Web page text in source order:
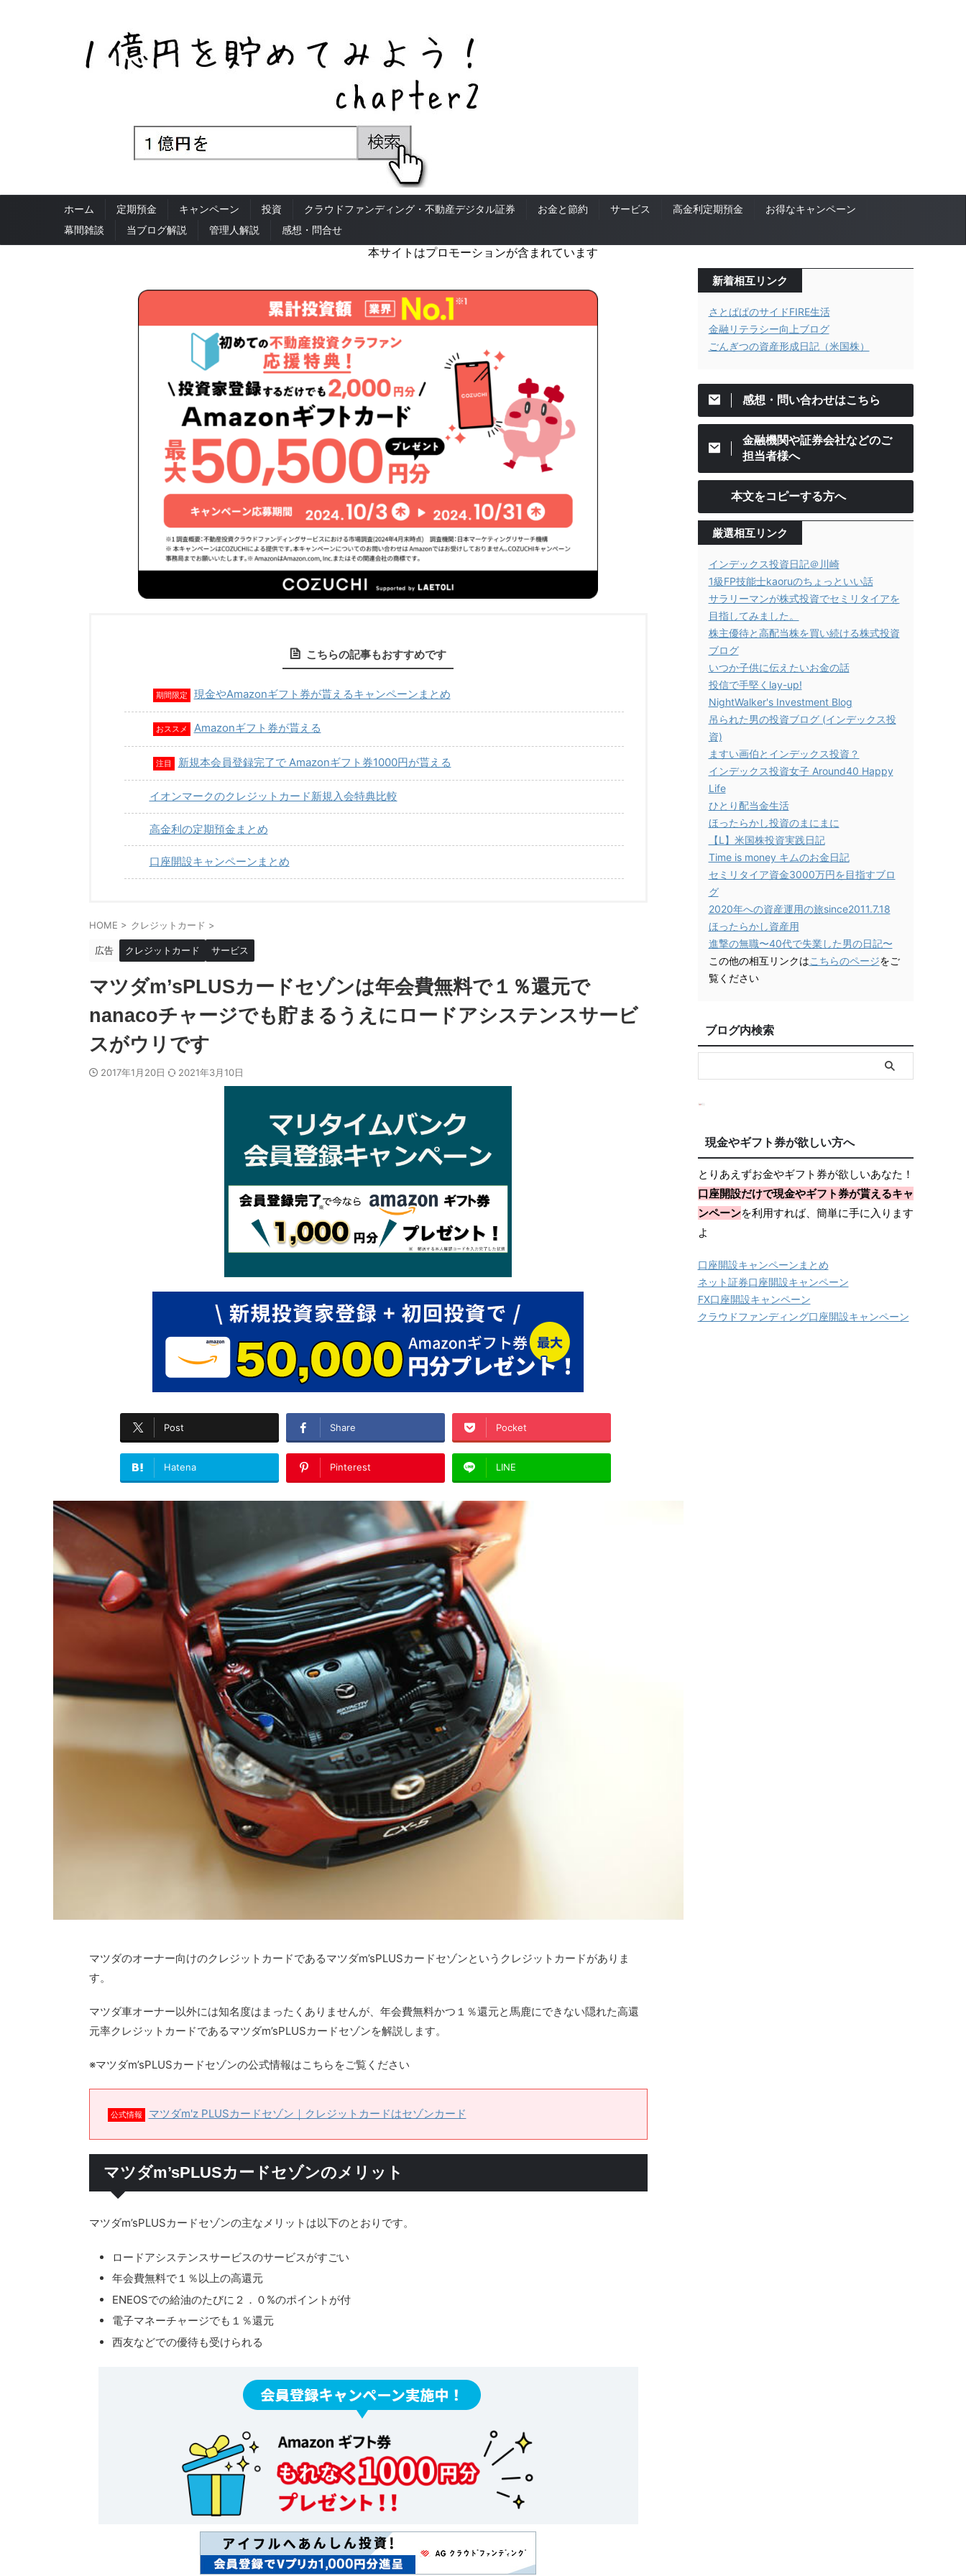
ホーム 定期預金 キャンペーン 投資 クラウドファンディング・不動産デジタル証券 お金と節約 サービス 高金利定期預金
お得なキャンペーン
幕間雑談
当ブログ解説 管理人解説 感想・問合せ
本サイトはプロモーションが含まれています
こちらの記事もおすすめです
期間限定 現金やAmazonギフト券が貰えるキャンペーンまとめ
おススメ Amazonギフト券が貰える
注目 新規本会員登録完了で Amazonギフト券1000円が貰える
イオンマークのクレジットカード新規入会特典比較
高金利の定期預金まとめ
口座開設キャンペーンまとめ
HOME > クレジットカード >
広告 クレジットカード サービス
マツダm’sPLUSカードセゾンは年会費無料で１％還元で
nanacoチャージでも貯まるうえにロードアシステンスサービ
スがウリです
2017年1月20日 2021年3月10日
Post Share Pocket
Hatena Pinterest LINE
マツダのオーナー向けのクレジットカードであるマツダm’sPLUSカードセゾンというクレジットカードがありま
す。
マツダ車オーナー以外には知名度はまったくありませんが、年会費無料かつ１％還元と馬鹿にできない隠れた高還
元率クレジットカードであるマツダm’sPLUSカードセゾンを解説します。
※マツダm’sPLUSカードセゾンの公式情報はこちらをご覧ください
公式情報 マツダm'z PLUSカードセゾン｜クレジットカードはセゾンカード
マツダm’sPLUSカードセゾンのメリット
マツダm’sPLUSカードセゾンの主なメリットは以下のとおりです。
ロードアシステンスサービスのサービスがすごい
年会費無料で１％以上の高還元
ENEOSでの給油のたびに２．０%のポイントが付
電子マネーチャージでも１％還元
西友などでの優待も受けられる
新着相互リンク
さとぱぱのサイドFIRE生活
金融リテラシー向上ブログ
ごんぎつの資産形成日記（米国株）
感想・問い合わせはこちら
金融機関や証券会社などのご
担当者様へ
本文をコピーする方へ
厳選相互リンク
インデックス投資日記＠川崎
1級FP技能士kaoruのちょっといい話
サラリーマンが株式投資でセミリタイアを
目指してみました。
株主優待と高配当株を買い続ける株式投資
ブログ
いつか子供に伝えたいお金の話
投信で手堅くlay-up!
NightWalker's Investment Blog
吊られた男の投資ブログ (インデックス投
資)
ますい画伯とインデックス投資？
インデックス投資女子 Around40 Happy
Life
ひとり配当金生活
ほったらかし投資のまにまに
【L】米国株投資実践日記
Time is money キムのお金日記
セミリタイア資金3000万円を目指すブロ
グ
2020年への資産運用の旅since2011.7.18
ほったらかし資産用
進撃の無職〜40代で失業した男の日記〜
この他の相互リンクはこちらのページをご
覧ください
ブログ内検索
現金やギフト券が欲しい方へ
とりあえずお金やギフト券が欲しいあなた！
口座開設だけで現金やギフト券が貰えるキャ
ンペーンを利用すれば、簡単に手に入ります
よ
口座開設キャンペーンまとめ
ネット証券口座開設キャンペーン
FX口座開設キャンペーン
クラウドファンディング口座開設キャンペーン